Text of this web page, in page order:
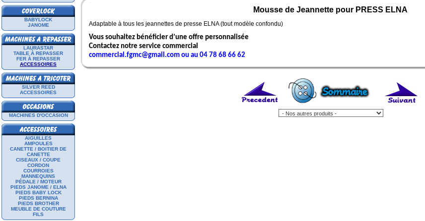
BABYLOCK
JANOME
LAURASTAR
TABLE À REPASSER
FER À REPASSER
ACCESSOIRES
SILVER REED
ACCESSOIRES
MACHINES D'OCCASION
AIGUILLES
AMPOULES
CANETTE / BOITIER DE
CANETTE
CISEAUX / COUPE
CORDON
COURROIES
MANNEQUINS
PÉDALE / MOTEUR
PIEDS JANOME / ELNA
PIEDS BABY LOCK
PIEDS BERNINA
PIEDS BROTHER
MEUBLE DE COUTURE
FILS
Mousse de Jeannette pour PRESS ELNA
Adaptable à tous les jeannettes de presse ELNA (tout modèle confondu)
Vous souhaitez bénéficier d’une offre personnalisée
Contactez notre service commercial
commercial.fgmc@gmail.com ou au 04 78 68 66 62